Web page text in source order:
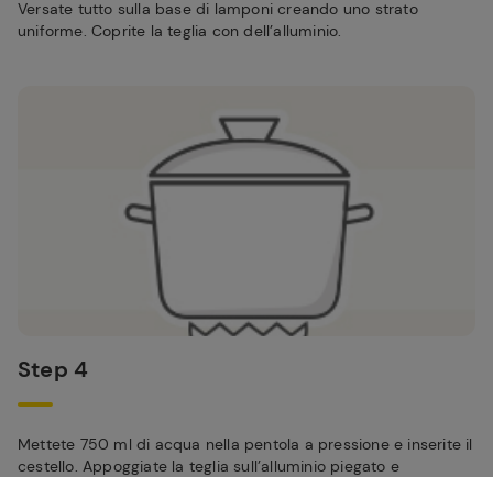
Versate tutto sulla base di lamponi creando uno strato
uniforme. Coprite la teglia con dell’alluminio.
Step 4
Mettete 750 ml di acqua nella pentola a pressione e inserite il
cestello. Appoggiate la teglia sull’alluminio piegato e